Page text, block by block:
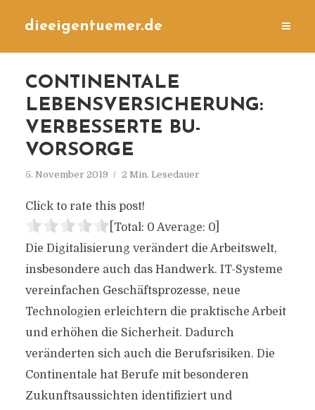
dieeigentuemer.de
CONTINENTALE
LEBENSVERSICHERUNG:
VERBESSERTE BU-
VORSORGE
5. November 2019 2 Min. Lesedauer
Click to rate this post!
[Total: 0 Average: 0]
Die Digitalisierung verändert die Arbeitswelt,
insbesondere auch das Handwerk. IT-Systeme
vereinfachen Geschäftsprozesse, neue
Technologien erleichtern die praktische Arbeit
und erhöhen die Sicherheit. Dadurch
veränderten sich auch die Berufsrisiken. Die
Continentale hat Berufe mit besonderen
Zukunftsaussichten identifiziert und